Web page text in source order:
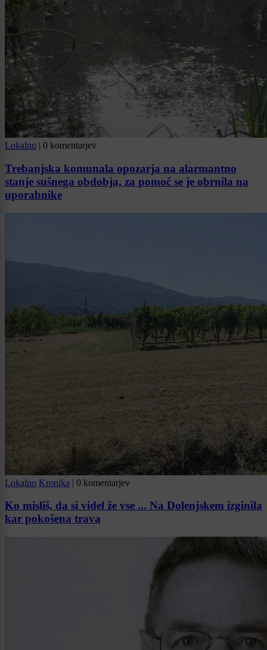
Lokalno | 0 komentarjev
Trebanjska komunala opozarja na alarmantno
stanje sušnega obdobja, za pomoč se je obrnila na
uporabnike
Lokalno Kronika | 0 komentarjev
Ko misliš, da si videl že vse ... Na Dolenjskem izginila
kar pokošena trava